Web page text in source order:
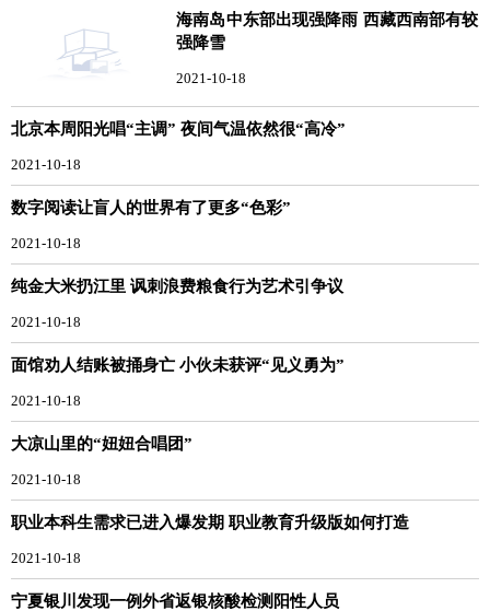
海南岛中东部出现强降雨 西藏西南部有较
强降雪
2021-10-18
北京本周阳光唱“主调” 夜间气温依然很“高冷”
2021-10-18
数字阅读让盲人的世界有了更多“色彩”
2021-10-18
纯金大米扔江里 讽刺浪费粮食行为艺术引争议
2021-10-18
面馆劝人结账被捅身亡 小伙未获评“见义勇为”
2021-10-18
大凉山里的“妞妞合唱团”
2021-10-18
职业本科生需求已进入爆发期 职业教育升级版如何打造
2021-10-18
宁夏银川发现一例外省返银核酸检测阳性人员